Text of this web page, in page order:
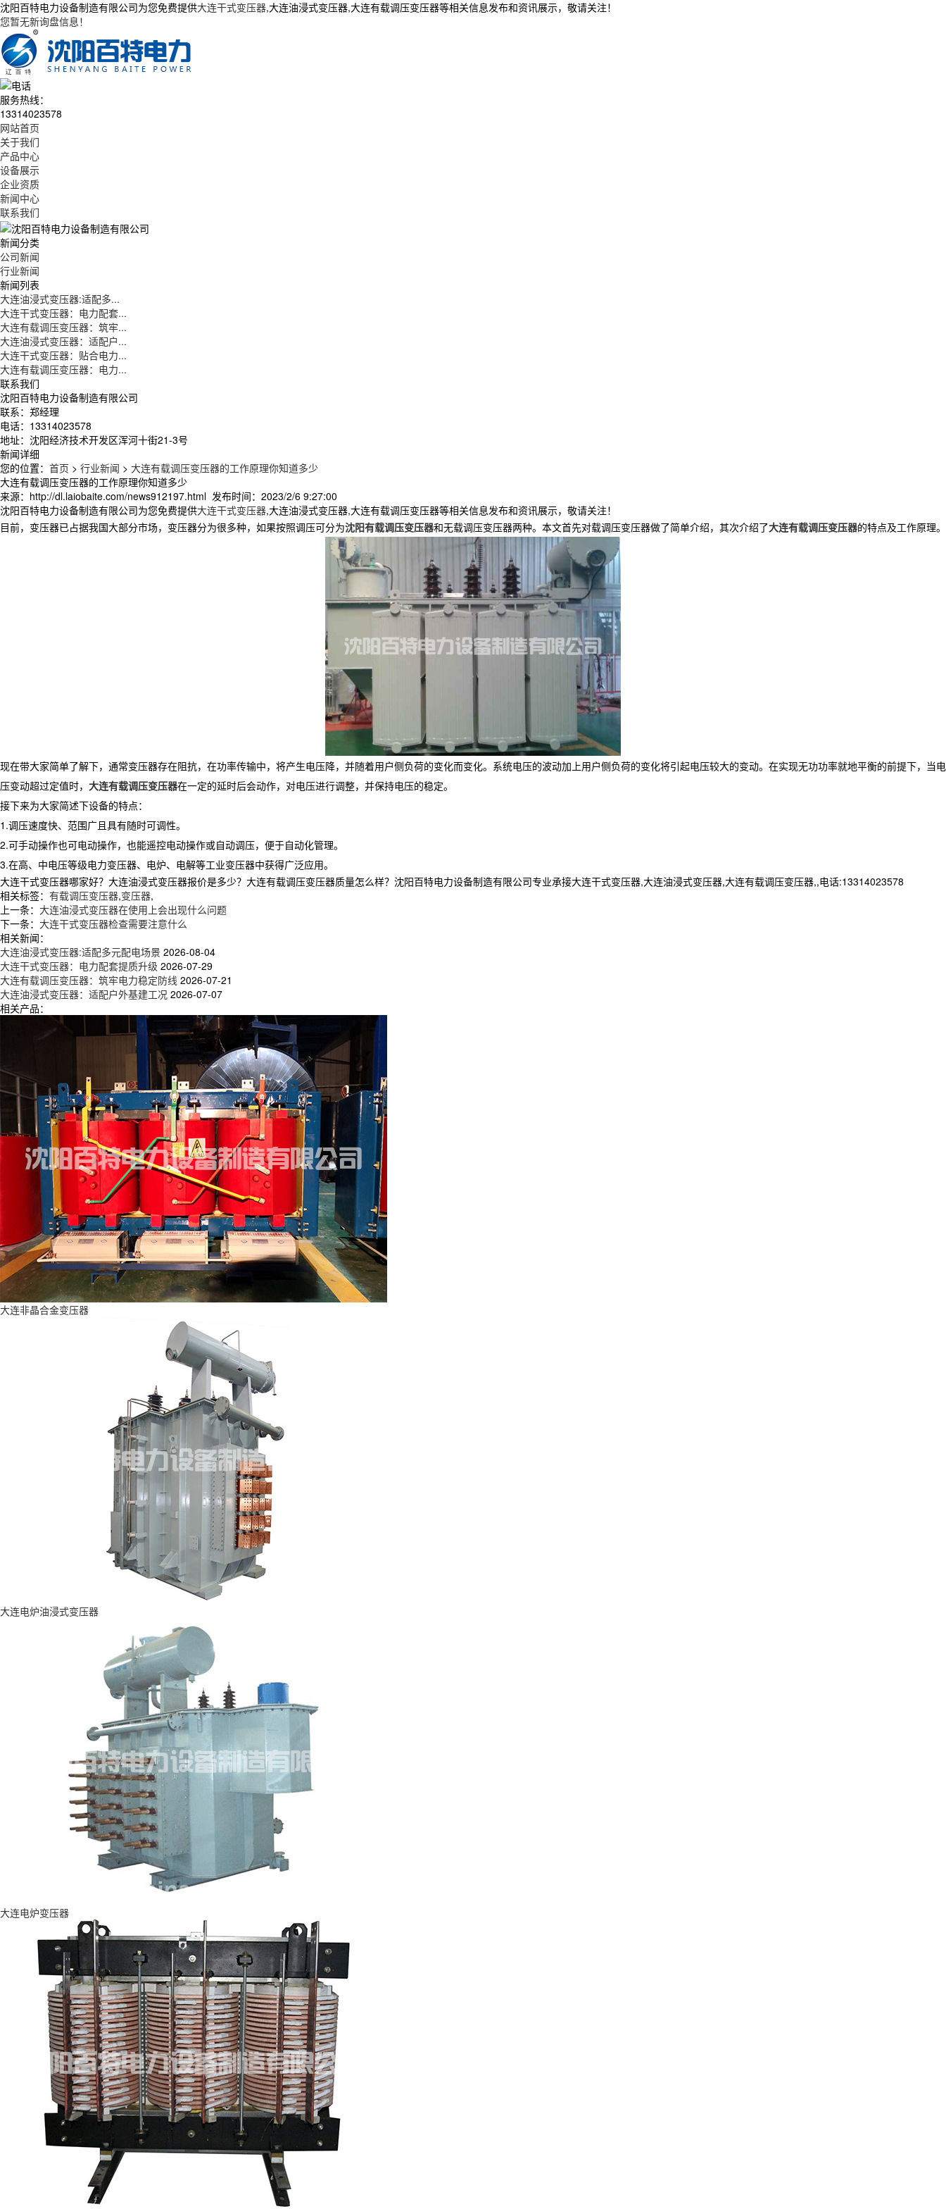
沈阳百特电力设备制造有限公司为您免费提供大连干式变压器,大连油浸式变压器,大连有载调压变压器等相关信息发布和资讯展示，敬请关注！
您暂无新询盘信息！
服务热线：
13314023578
网站首页
关于我们
产品中心
设备展示
企业资质
新闻中心
联系我们
新闻分类
公司新闻
行业新闻
新闻列表
大连油浸式变压器:适配多...
大连干式变压器：电力配套...
大连有载调压变压器：筑牢...
大连油浸式变压器：适配户...
大连干式变压器：贴合电力...
大连有载调压变压器：电力...
联系我们
沈阳百特电力设备制造有限公司
联系：郑经理
电话：13314023578
地址：沈阳经济技术开发区浑河十街21-3号
新闻详细
您的位置： 首页 > 行业新闻 > 大连有载调压变压器的工作原理你知道多少
大连有载调压变压器的工作原理你知道多少
来源：http://dl.laiobaite.com/news912197.html 发布时间：2023/2/6 9:27:00
沈阳百特电力设备制造有限公司为您免费提供大连干式变压器,大连油浸式变压器,大连有载调压变压器等相关信息发布和资讯展示，敬请关注！
目前，变压器已占据我国大部分市场，变压器分为很多种，如果按照调压可分为沈阳有载调压变压器和无载调压变压器两种。本文首先对载调压变压器做了简单介绍，其次介绍了大连有载调压变压器的特点及工作原理。
现在带大家简单了解下，通常变压器存在阻抗，在功率传输中，将产生电压降，并随着用户侧负荷的变化而变化。系统电压的波动加上用户侧负荷的变化将引起电压较大的变动。在实现无功功率就地平衡的前提下，当电
压变动超过定值时， 大连有载调压变压器在一定的延时后会动作，对电压进行调整，并保持电压的稳定。
接下来为大家简述下设备的特点：
1.调压速度快、范围广且具有随时可调性。
2.可手动操作也可电动操作，也能遥控电动操作或自动调压，便于自动化管理。
3.在高、中电压等级电力变压器、电炉、电解等工业变压器中获得广泛应用。
大连干式变压器哪家好？大连油浸式变压器报价是多少？大连有载调压变压器质量怎么样？沈阳百特电力设备制造有限公司专业承接大连干式变压器,大连油浸式变压器,大连有载调压变压器,,电话:13314023578
相关标签： 有载调压变压器,变压器,
上一条： 大连油浸式变压器在使用上会出现什么问题
下一条： 大连干式变压器检查需要注意什么
相关新闻：
大连油浸式变压器:适配多元配电场景 2026-08-04
大连干式变压器：电力配套提质升级 2026-07-29
大连有载调压变压器：筑牢电力稳定防线 2026-07-21
大连油浸式变压器：适配户外基建工况 2026-07-07
相关产品：
大连非晶合金变压器
大连电炉油浸式变压器
大连电炉变压器